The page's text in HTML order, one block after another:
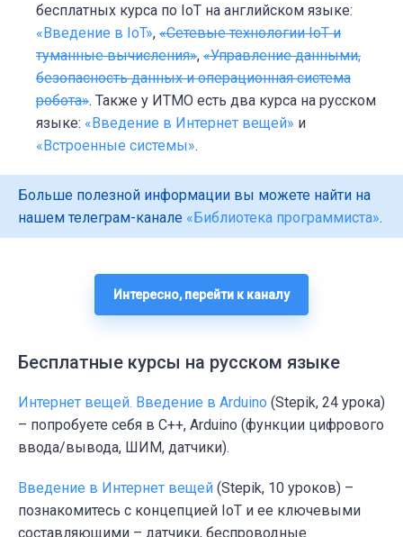
бесплатных курса по IoT на английском языке:
«Введение в IoT», «Сетевые технологии IoT и
туманные вычисления», «Управление данными,
безопасность данных и операционная система
робота». Также у ИТМО есть два курса на русском
языке: «Введение в Интернет вещей» и
«Встроенные системы».
Больше полезной информации вы можете найти на
нашем телеграм-канале «Библиотека программиста».
Интересно, перейти к каналу
Бесплатные курсы на русском языке
Интернет вещей. Введение в Arduino (Stepik, 24 урока)
– попробуете себя в C++, Arduino (функции цифрового
ввода/вывода, ШИМ, датчики).
Введение в Интернет вещей (Stepik, 10 уроков) –
познакомитесь с концепцией IoT и ее ключевыми
составляющими – датчики, беспроводные